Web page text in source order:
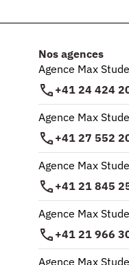
Nos agences
Agence Max
+41 24 424
Agence Max
+41 27 552
Agence Max
+41 21 845
Agence Max
+41 21 966
Agence Max